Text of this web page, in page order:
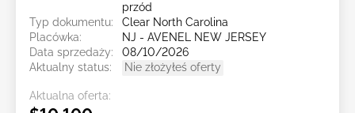
przód
Typ dokumentu:
Clear North Carolina
Placówka:
NJ - AVENEL NEW JERSEY
Data sprzedaży:
08/10/2026
Aktualny status:
Nie złożyłeś oferty
Aktualna oferta: